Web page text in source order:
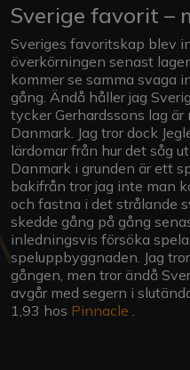
Sverige favorit –
Sveriges favoritskap blev
överkörningen senast
kommer se samma svaga
gång. Ändå håller jag
tycker Gerhardssons lag
Danmark. Jag tror dock
lärdomar från hur det såg
Danmark i grunden är ett
bakifrån tror jag inte man
och fastna i det strålande
skedde gång på gång
inledningsvis försöka
speluppbyggnaden. Jag
gången, men tror ändå
avgår med segern i
1,93 hos Pinnacle